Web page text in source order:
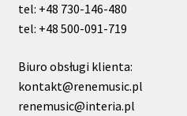
tel: +48 730-146-480
tel: +48 500-091-719
Biuro obsługi klienta:
kontakt@renemusic.pl
renemusic@interia.pl